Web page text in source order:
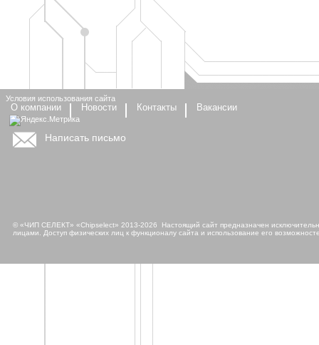
О компании Новости Контакты Вакансии
Написать письмо
Условия использования сайта
© «ЧИП СЕЛЕКТ» «Chipselect» 2013-2026 Настоящий сайт предназначен
лицами. Доступ физических лиц к функционалу сайта и использование его